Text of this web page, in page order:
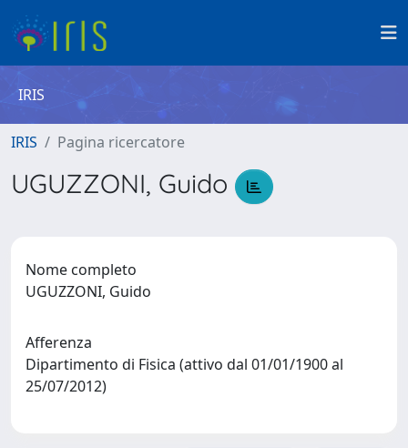
IRIS
IRIS Pagina ricercatore
UGUZZONI, Guido
Nome completo
UGUZZONI, Guido
Afferenza
Dipartimento di Fisica (attivo dal 01/01/1900 al
25/07/2012)